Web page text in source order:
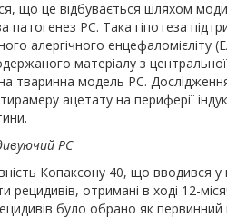
що це відбувається шляхом
патогенез РС. Така гіпотеза
алергічного енцефаломієліту
одержаного матеріалу з
тваринна модель РС.
ацетату на периферії
РС
Копаксону 40, що вводився у
рецидивів, отримані в ході 12-
було обрано як